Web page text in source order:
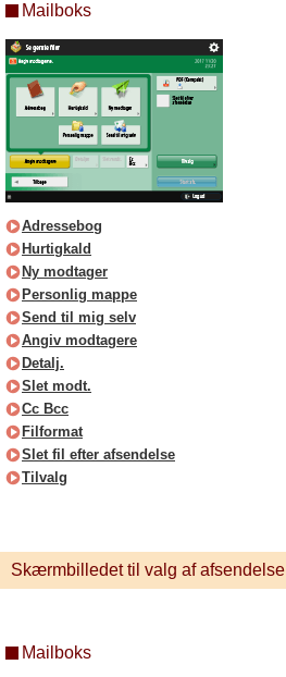
Mailboks
Adressebog
Hurtigkald
Ny modtager
Personlig mappe
Send til mig selv
Angiv modtagere
Detalj.
Slet modt.
Cc Bcc
Filformat
Slet fil efter afsendelse
Tilvalg
Skærmbilledet til valg af afsendelse
Mailboks